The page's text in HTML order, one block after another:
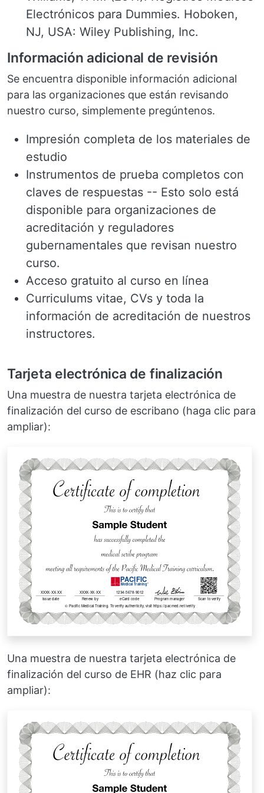
Electrónicos para Dummies. Hoboken,
NJ, USA: Wiley Publishing, Inc.
Información adicional de revisión
Se encuentra disponible información adicional
para las organizaciones que están revisando
nuestro curso, simplemente pregúntenos.
Impresión completa de los materiales de
estudio
Instrumentos de prueba completos con
claves de respuestas -- Esto solo está
disponible para organizaciones de
acreditación y reguladores
gubernamentales que revisan nuestro
curso.
Acceso gratuito al curso en línea
Curriculums vitae, CVs y toda la
información de acreditación de nuestros
instructores.
Tarjeta electrónica de finalización
Una muestra de nuestra tarjeta electrónica de
finalización del curso de escribano (haga clic para
ampliar):
Una muestra de nuestra tarjeta electrónica de
finalización del curso de EHR (haz clic para
ampliar):